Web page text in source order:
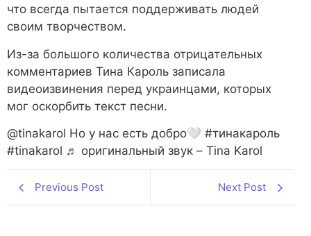
что всегда пытается поддерживать людей
своим творчеством.
Из-за большого количества отрицательных
комментариев Тина Кароль записала
видеоизвинения перед украинцами, которых
мог оскорбить текст песни.
@tinakarol Но у нас есть добро🤍 #тинакароль
#tinakarol ♬ оригинальный звук – Tina Karol
Previous Post Next Post